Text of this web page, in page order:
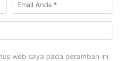
web saya pada peramban ini